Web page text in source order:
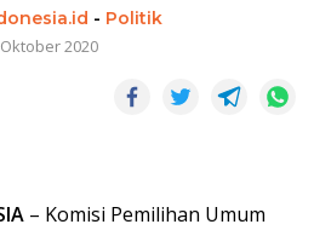
- Politik
2020
– Komisi Pemilihan Umum